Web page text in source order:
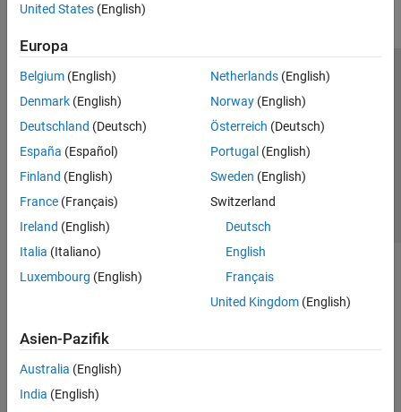
United States (English)
Europa
Belgium (English)
Denmark (English)
Deutschland (Deutsch)
España (Español)
Finland (English)
France (Français)
Ireland (English)
Italia (Italiano)
Luxembourg (English)
Netherlands(English)
Norway(English)
Österreich (Deutsch)
Portugal (English)
Sweden (English)
Switzerland
Deutsch
English
Français
United Kingdom(English)
Asien-Pazifik
Australia (English)
India (English)
Trust Center
Datenschutz-Richtlinien
Datendiebstahl verhindern
Status von Anwendungen
© 1994-2026 The MathWorks, Inc.
Website auswählen
Deutschland